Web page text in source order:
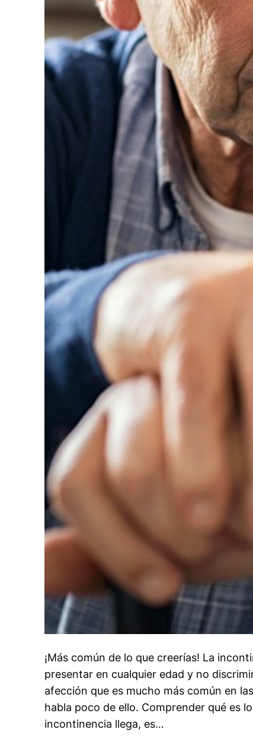
¡Más común de lo que creerías! La
presentar en cualquier edad y no
afección que es mucho más común en
habla poco de ello. Comprender qué es
incontinencia llega, es…